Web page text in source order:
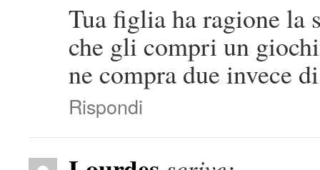
Tua figlia ha ragione la
che gli compri un
ne compra due invece
Rispondi